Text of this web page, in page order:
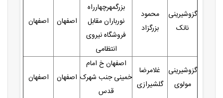
گزوشیرینی
نانک
محمود
بزرگزاد
بزرگمهرچهارراه
نورباران مقابل
فروشگاه نیروی
انتظامی
اصفهان اصفهان
گزوشیرینی
مولوی
غلامرضا
گلشیرازی
اصفهان خ امام
خمینی جنب شهرک
قدس
اصفهان اصفهان